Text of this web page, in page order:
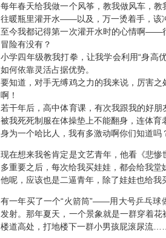
每年春天给我做一个风筝，教我做风车，
往暖瓶里灌开水——以及，万一烫着手，该
至今我都记得第一次灌开水时的心情啊——
冒险有没有？
小学四年级教我打拳，让我学会利用“身高
如何依靠灵活占据优势。
要知道，对手无缚鸡之力的我来说，厉害
啊！
若干年后，高中体育课，有次我跟我的好
被我死死制服在体操垫上不能翻身，连体育
身为一个哈比人，我有多激动啊你们知道吗
现在想来我爸肯定是文艺青年，他看《悲
多重要之后，每次给我买娃娃，都会给我堂
他呢，应该也是二逼青年，除了娃娃也给我
有一年买了一个“火箭筒”——用大号乒乓球
发射。那年夏天，一个景象就是一群穿着
楼道高处，打地楼下一群小男孩屁滚尿流……